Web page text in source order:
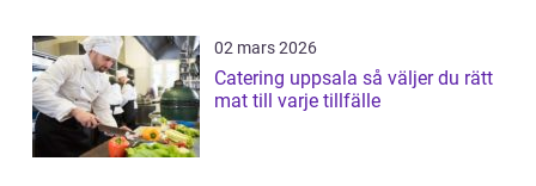
02 mars 2026
Catering uppsala så väljer du rätt
mat till varje tillfälle